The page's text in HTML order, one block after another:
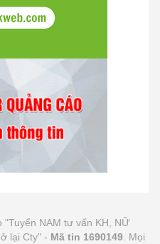
"Tuyển NAM tư vấn KH, NỮ
lại Cty" - Mã tin 1690149 . Mọi